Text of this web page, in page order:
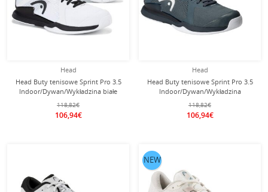
Head
Head Buty tenisowe Sprint Pro 3.5
Indoor/Dywan/Wykładzina białe
męskie
118,82€
106,94€
Head
Head Buty tenisowe Sprint Pro 3.5
Indoor/Dywan/Wykładzina
ciemnozielony/niebieski Męskie
118,82€
106,94€
NEW